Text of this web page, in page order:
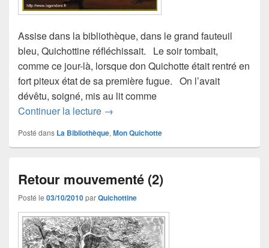
Assise dans la bibliothèque, dans le grand fauteuil
bleu, Quichottine réfléchissait. Le soir tombait,
comme ce jour-là, lorsque don Quichotte était rentré en
fort piteux état de sa première fugue. On l’avait
dévêtu, soigné, mis au lit comme
Continuer la lecture La bibliothèque
→
Posté dans La Bibliothèque, Mon Quichotte
Retour mouvementé (2)
Posté le 03/10/2010parQuichottine